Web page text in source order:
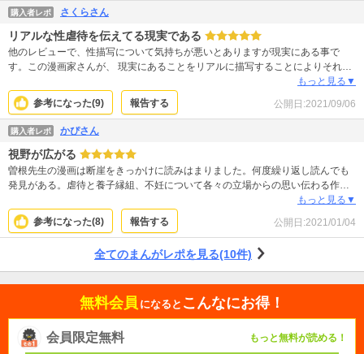
にするのはさすがだなと。2巻までは読みづらいかも…けど先がよみたくて3.4
巻も購入。一気に引き込まれて泣けました。普通と言われてる、自分が知り得
ない出生、そこに携わった人達、そして母親。産む事、産まれてきた事、改め
て「普通」じゃないんだなと、気づきにくい事を考えさせられました。
購入者レポ さくらさん
リアルな性虐待を伝えてる現実である
他のレビューで、性描写について気持ちが悪いとありますが現実にある事で
す。この漫画家さんが、 現実にあることをリアルに描写することによりそれほ
どに気持ちが悪い虐待があることを伝えてるのだと思います。 性描写いうのは
エロではありません。これほどまでに気持ちが悪い虐待が昔からあるんです。
昭和にも実父が娘が30になるまで子供を何人も産ませ、娘が父親を殺害するほ
どの事件がありました。 リアルを描写せずに性的虐待の現実が伝わるわけがあ
りません。
もっと見る▼
参考になった(9) 報告する 公開日:2021/09/06
購入者レポ かぴさん
視野が広がる
曽根先生の漫画は断崖をきっかけに読みはまりました。何度繰り返し読んでも
発見がある。虐待と養子縁組、不妊について各々の立場からの思い伝わる作品
もっと見る▼
参考になった(8) 報告する 公開日:2021/01/04
全てのまんがレポを見る(10件)
無料会員 になると こんなにお得！
会員限定無料 もっと無料が読める！